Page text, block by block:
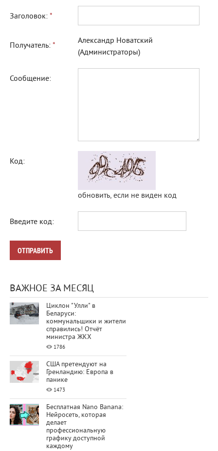
Заголовок: *
Получатель: *
Александр Новатский
(Администраторы)
Сообщение:
Код:
обновить, если не виден код
Введите код:
ВАЖНОЕ ЗА МЕСЯЦ
Циклон "Улли" в
Беларуси:
коммунальщики и жители
справились! Отчёт
министра ЖКХ
1786
США претендуют на
Гренландию: Европа в
панике
1473
Бесплатная Nano Banana:
Нейросеть, которая
делает
профессиональную
графику доступной
каждому